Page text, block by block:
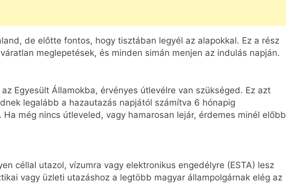
de előtte fontos, hogy tisztában legyél az alapokkal. Ez a rész
meglepetések, és minden simán menjen az indulás napján.
Egyesült Államokba, érvényes útlevélre van szükséged. Ez azt
legalább a hazautazás napjától számítva 6 hónapig
Ha még nincs útleveled, vagy hamarosan lejár, érdemes minél előbb
céllal utazol, vízumra vagy elektronikus engedélyre (ESTA) lesz
vagy üzleti utazáshoz a legtöbb magyar állampolgárnak elég az